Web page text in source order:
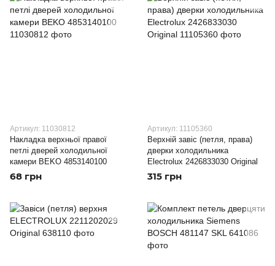
Артикул: 11030812
Накладка верхньої правої
петлі дверей холодильної
камери BEKO 4853140100
68 грн
Артикул: 11105360
Верхній завіс (петля, права)
дверки холодильника
Electrolux 2426833030 Original
315 грн